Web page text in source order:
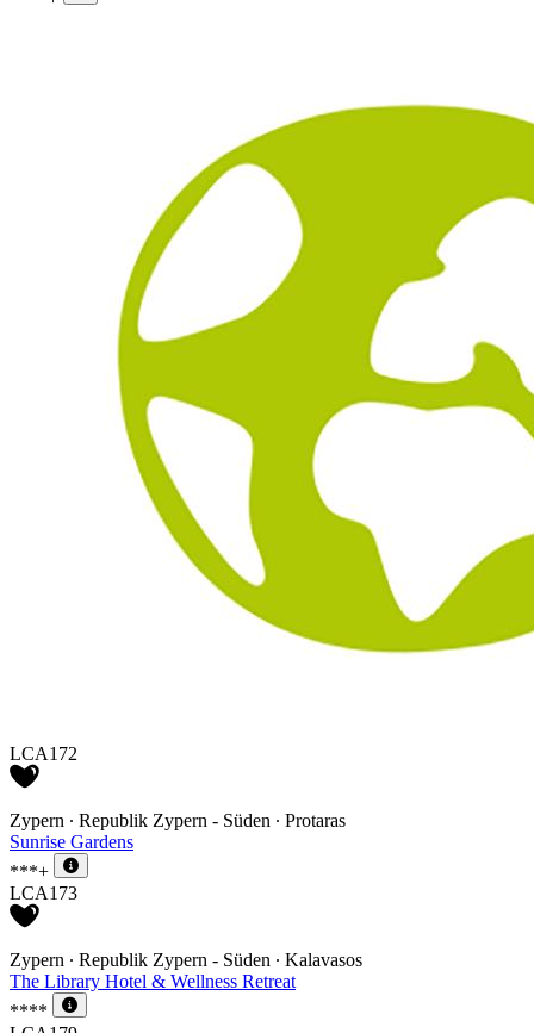
LCA172
Zypern ∙ Republik Zypern - Süden ∙ Protaras
Sunrise Gardens
***+
LCA173
Zypern ∙ Republik Zypern - Süden ∙ Kalavasos
The Library Hotel & Wellness Retreat
****